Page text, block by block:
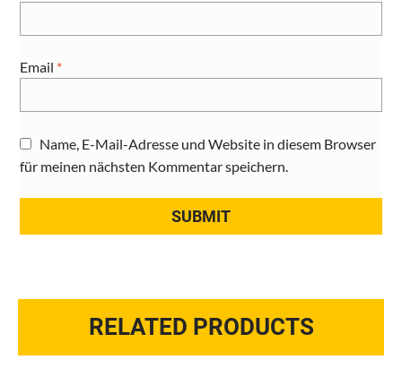
Email *
Name, E-Mail-Adresse und Website in diesem Browser
für meinen nächsten Kommentar speichern.
RELATED PRODUCTS